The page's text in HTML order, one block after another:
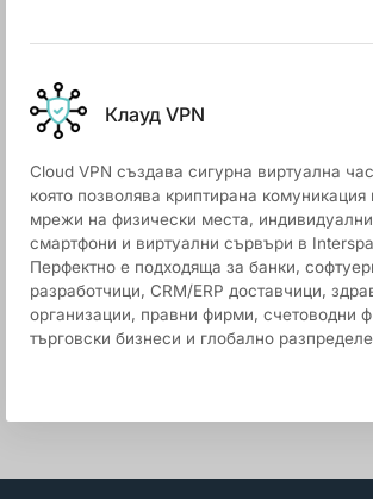
Клауд VPN
Cloud VPN създава сигурна виртуална
която позволява криптирана
мрежи на физически места,
смартфони и виртуални сървъри в
Перфектно е подходяща за банки,
разработчици, CRM/ERP доставчици,
организации, правни фирми, счетоводни
търговски бизнеси и глобално